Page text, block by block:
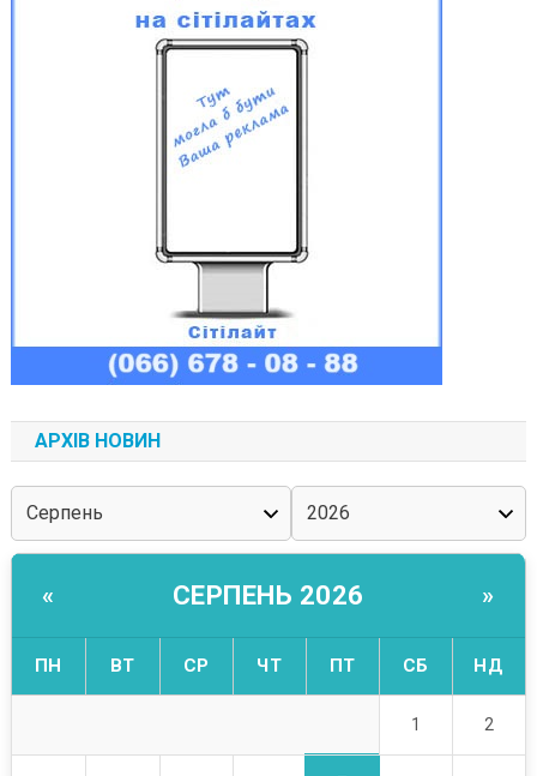
АРХІВ НОВИН
« СЕРПЕНЬ 2026 »
ПН ВТ СР ЧТ ПТ СБ НД
1 2